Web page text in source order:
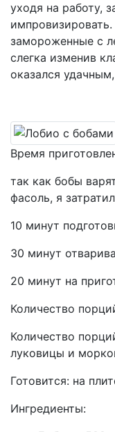
уходя на работу,
замороженные с
слегка изменив
оказался
Время
так как бобы
фасоль, я
10 минут
30 минут
20 минут на
Количество
Количество
луковицы и
Готовится: на
Ингредиенты: